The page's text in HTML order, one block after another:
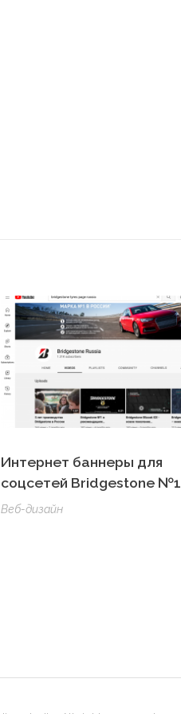
Интернет баннеры для
соцсетей Bridgestone №1
Веб-дизайн